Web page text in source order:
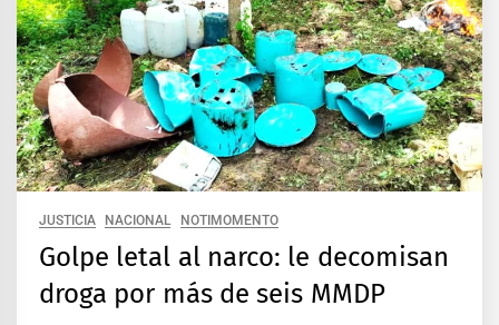
JUSTICIA NACIONAL NOTIMOMENTO
Golpe letal al narco: le decomisan
droga por más de seis MMDP